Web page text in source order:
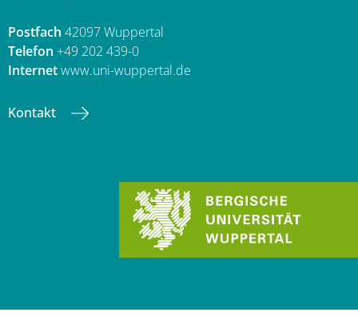
Postfach 42097 Wuppertal
Telefon +49 202 439-0
Internetwww.uni-wuppertal.de
Kontakt